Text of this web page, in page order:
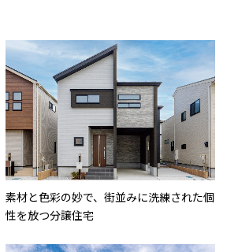
素材と色彩の妙で、街並みに洗練された個
性を放つ分譲住宅